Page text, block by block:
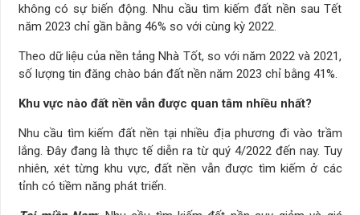
không có sự biến động. Nhu cầu tìm kiếm đất nền sau Tết
năm 2023 chỉ gần bằng 46% so với cùng kỳ 2022.
Theo dữ liệu của nền tảng Nhà Tốt, so với năm 2022 và 2021,
số lượng tin đăng chào bán đất nền năm 2023 chỉ bằng 41%.
Khu vực nào đất nền vẫn được quan tâm nhiều nhất?
Nhu cầu tìm kiếm đất nền tại nhiều địa phương đi vào trầm
lắng. Đây đang là thực tế diễn ra từ quý 4/2022 đến nay. Tuy
nhiên, xét từng khu vực, đất nền vẫn được tìm kiếm ở các
tỉnh có tiềm năng phát triển.